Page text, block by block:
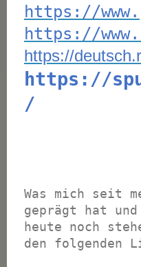
https://
https://
https://
https://
/
Was mich seit
geprägt hat
heute noch
den folgenden